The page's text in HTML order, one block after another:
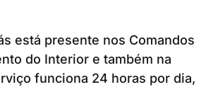
está presente nos Comandos
do Interior e também na
funciona 24 horas por dia,